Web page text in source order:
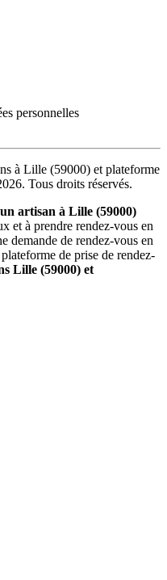
personnelles
à Lille (59000) et plateforme
Tous droits réservés.
artisan à Lille (59000)
et à prendre rendez-vous en
demande de rendez-vous en
de prise de rendez-
Lille (59000) et